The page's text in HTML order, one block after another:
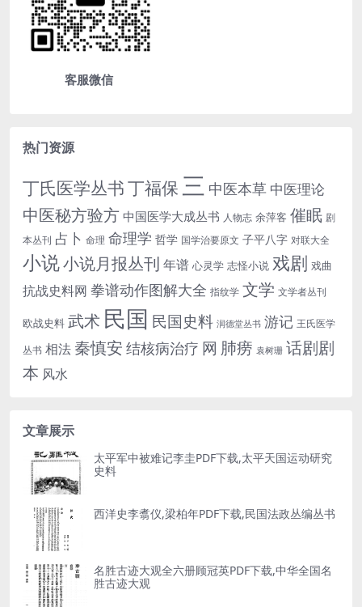
客服微信
热门资源
丁氏医学丛书丁福保 三 中医本草 中医理论
中医秘方验方 中国医学大成丛书 人物志 余萍客 催眠 剧
本丛刊 占卜 命理 命理学 哲学 国学治要原文 子平八字 对联大全
小说小说月报丛刊 年谱 心灵学 志怪小说 戏剧 戏曲
抗战史料网 拳谱动作图解大全 指纹学 文学 文学者丛刊
欧战史料 武术 民国 民国史料 润德堂丛书 游记 王氏医学
丛书 相法 秦慎安 结核病治疗 网 肺痨 袁树珊 话剧剧
本 风水
文章展示
太平军中被难记李圭PDF下载,太平天国运动研究
史料
西洋史李翥仪,梁柏年PDF下载,民国法政丛编丛书
名胜古迹大观全六册顾冠英PDF下载,中华全国名
胜古迹大观